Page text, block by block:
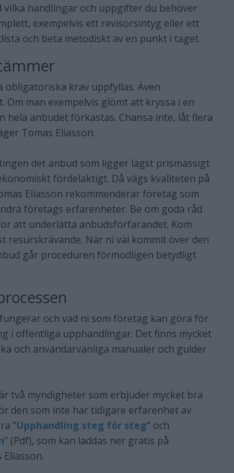
handlingar och uppgifter du behöver
exempelvis ett revisorsintyg eller ett
och beta metodiskt av en punkt i taget.
obligatoriska krav uppfyllas. Även
man exempelvis glömt att kryssa i en
anbudet förkastas. Chansa inte, låt flera
Tomas Eliasson.
det anbud som ligger lägst prismässigt
fördelaktigt. Då vägs kvaliteten på
Eliasson rekommenderar företag som
företags erfarenheter. Be om goda råd
att underlätta anbudsförfarandet. Kom
resurskrävande. När ni väl kommit över den
går proceduren förmodligen betydligt
och vad ni som företag kan göra för
i offentliga upphandlingar. Det finns mycket
och användarvänliga manualer och guider
två myndigheter som erbjuder mycket bra
den som inte har tidigare erfarenhet av
”Upphandling steg för steg” och
” (Pdf), som kan laddas ner gratis på